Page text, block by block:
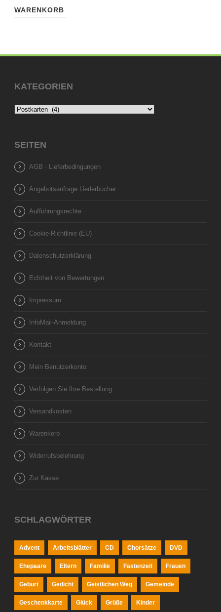
WARENKORB
KATEGORIEN
SEITEN
AGB · Lieferbedingungen
Angebotsanfrage Liederbücher
Aufführungsrechte
Cookie-Richtlinie (EU)
Datenschutzerklärung
Echtheit von Bewertungen
Impressum
InfoMail-Anmeldung
Kontakt
Mein Benutzerkonto
Verfolgen Sie Ihre Bestellung
Versandkosten
Warenkorb
Widerrufsbelehrung
Zur Kasse
SCHLAGWÖRTER
Advent Arbeitsblätter CD Chorsätze DVD
Ehepaare Eltern Familie Fastenzeit Frauen
Geburt Gedicht Geistlichen Weg Gemeinde
Geschenkkarte Glück Grüße Kinder